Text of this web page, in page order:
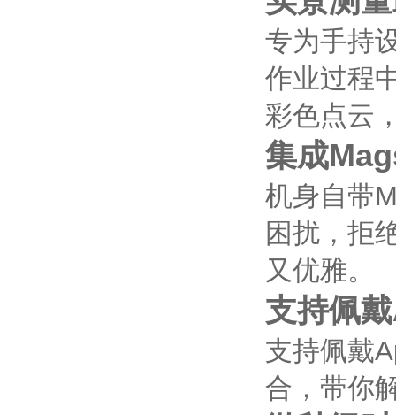
专为手持
作业过程
彩色点云
集成
机身自带
困扰，拒
又优雅。
支持佩
支持佩戴
合，带你